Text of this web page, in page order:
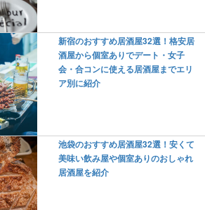
新宿のおすすめ居酒屋32選！格安居
酒屋から個室ありでデート・女子
会・合コンに使える居酒屋までエリ
ア別に紹介
池袋のおすすめ居酒屋32選！安くて
美味い飲み屋や個室ありのおしゃれ
居酒屋を紹介